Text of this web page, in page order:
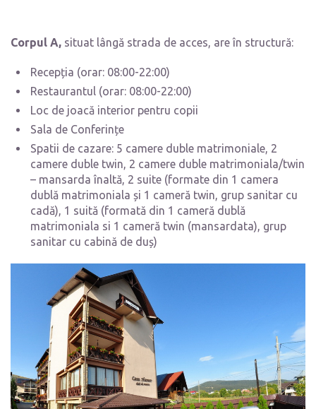
Corpul A, situat lângă strada de acces, are în structură:
Recepția (orar: 08:00-22:00)
Restaurantul (orar: 08:00-22:00)
Loc de joacă interior pentru copii
Sala de Conferințe
Spatii de cazare: 5 camere duble matrimoniale, 2
camere duble twin, 2 camere duble matrimoniala/twin
– mansarda înaltă, 2 suite (formate din 1 camera
dublă matrimoniala și 1 cameră twin, grup sanitar cu
cadă), 1 suită (formată din 1 cameră dublă
matrimoniala si 1 cameră twin (mansardata), grup
sanitar cu cabină de duș)